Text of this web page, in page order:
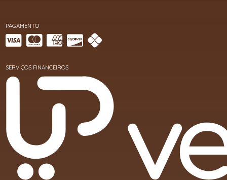
PAGAMENTO
SERVIÇOS FINANCEIROS